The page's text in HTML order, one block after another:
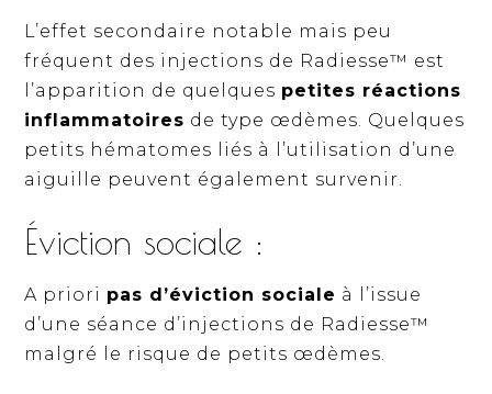
L’effet secondaire notable mais peu
fréquent des injections de Radiesse™ est
l’apparition de quelques petites réactions
inflammatoires de type œdèmes. Quelques
petits hématomes liés à l’utilisation d’une
aiguille peuvent également survenir.
Éviction sociale :
A priori pas d’éviction sociale à l’issue
d’une séance d’injections de Radiesse™
malgré le risque de petits œdèmes.